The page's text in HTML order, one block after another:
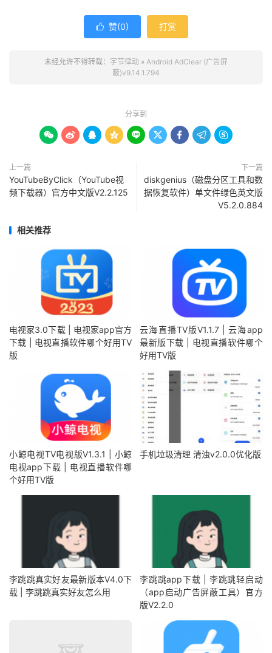
 赞(0) 打赏
未经允许不得转载： 字节律动 » Android AdClear (广告屏
蔽)v9.14.1.794
分享到
        
上一篇
YouTubeByClick（YouTube视
频下载器）官方中文版V2.2.125
下一篇
diskgenius（磁盘分区工具和数
据恢复软件）单文件绿色英文版
V5.2.0.884
相关推荐
电视家3.0下载 | 电视家app官方
下载 | 电视直播软件哪个好用TV
版
云海直播TV版V1.1.7 | 云海app
最新版下载 | 电视直播软件哪个
好用TV版
小鲸电视TV电视版V1.3.1 | 小鲸
电视app下载 | 电视直播软件哪
个好用TV版
手机垃圾清理 清浊v2.0.0优化版
李跳跳真实好友最新版本V4.0下
载 | 李跳跳真实好友怎么用
李跳跳app下载 | 李跳跳轻启动
（app启动广告屏蔽工具）官方
版V2.2.0